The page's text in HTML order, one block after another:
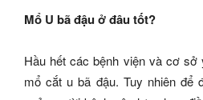
Mổ U bã đậu ở đâu tốt?
Hầu hết các bệnh viện và cơ
mổ cắt u bã đậu. Tuy nhiên để